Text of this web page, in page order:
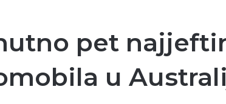
pet
u